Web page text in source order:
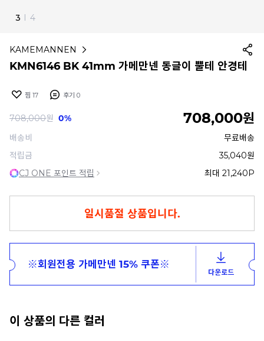
4 I 4
KAMEMANNEN
KMN6146 BK 41mm 가메만넨 동글이 뿔테 안경테
찜 17 후기 0
708,000원 0% 708,000원
배송비
무료배송
적립금
35,040원
CJ ONE 포인트 적립
최대 21,240P
일시품절 상품입니다.
※회원전용 가메만넨 15% 쿠폰※
다운로드
이 상품의 다른 컬러